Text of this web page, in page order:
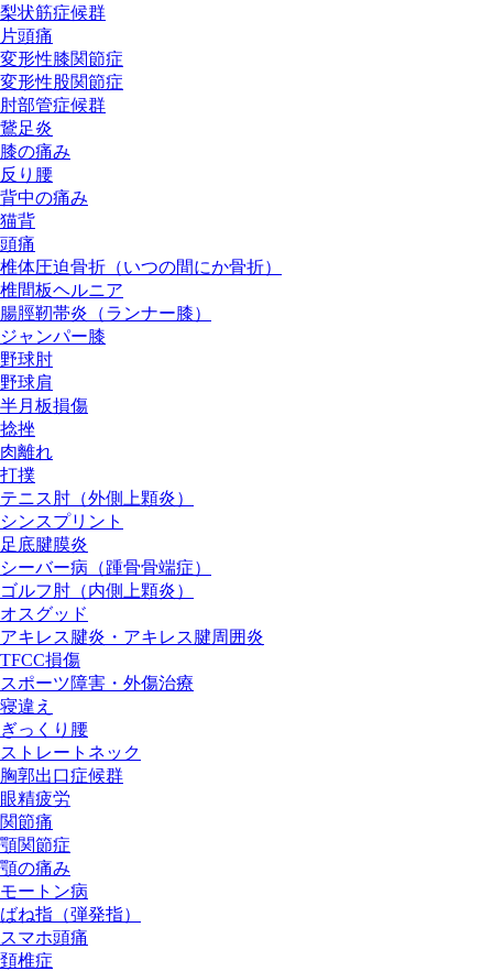
梨状筋症候群
片頭痛
変形性膝関節症
変形性股関節症
肘部管症候群
鵞足炎
膝の痛み
反り腰
背中の痛み
猫背
頭痛
椎体圧迫骨折（いつの間にか骨折）
椎間板ヘルニア
腸脛靭帯炎（ランナー膝）
ジャンパー膝
野球肘
野球肩
半月板損傷
捻挫
肉離れ
打撲
テニス肘（外側上顆炎）
シンスプリント
足底腱膜炎
シーバー病（踵骨骨端症）
ゴルフ肘（内側上顆炎）
オスグッド
アキレス腱炎・アキレス腱周囲炎
TFCC損傷
スポーツ障害・外傷治療
寝違え
ぎっくり腰
ストレートネック
胸郭出口症候群
眼精疲労
関節痛
顎関節症
顎の痛み
モートン病
ばね指（弾発指）
スマホ頭痛
頚椎症